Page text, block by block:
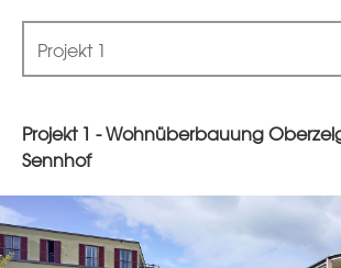
Projekt 1
Projekt 1 - Wohnüberbauung
Sennhof